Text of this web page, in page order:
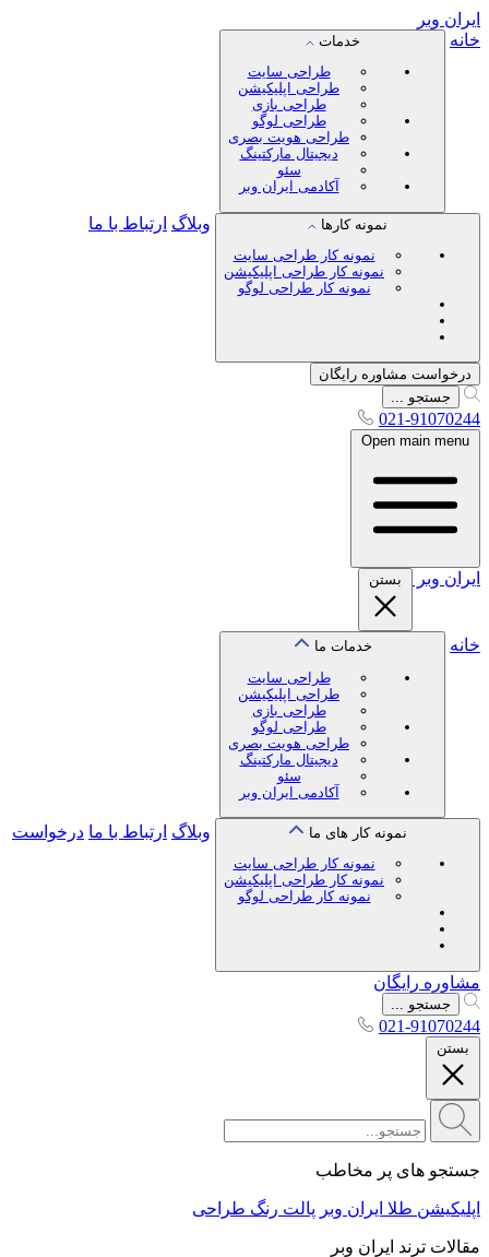
ایران وبر
خانه
خدمات
طراحی سایت
طراحی اپلیکیشن
طراحی بازی
طراحی لوگو
طراحی هویت بصری
دیجیتال مارکتینگ
سئو
آکادمی ایران وبر
نمونه کارها
نمونه کار طراحی سایت
نمونه کار طراحی اپلیکیشن
نمونه کار طراحی لوگو
وبلاگ ارتباط با ما
درخواست مشاوره رایگان
جستجو ...
021-91070244
Open main menu
ایران وبر بستن
خانه
خدمات ما
طراحی سایت
طراحی اپلیکیشن
طراحی بازی
طراحی لوگو
طراحی هویت بصری
دیجیتال مارکتینگ
سئو
آکادمی ایران وبر
نمونه کار های ما
نمونه کار طراحی سایت
نمونه کار طراحی اپلیکیشن
نمونه کار طراحی لوگو
وبلاگ ارتباط با ما درخواست
مشاوره رایگان
جستجو ...
021-91070244
بستن
جستجو های پر مخاطب
اپلیکیشن طلا ایران وبر پالت رنگ طراحی
مقالات ترند ایران وبر